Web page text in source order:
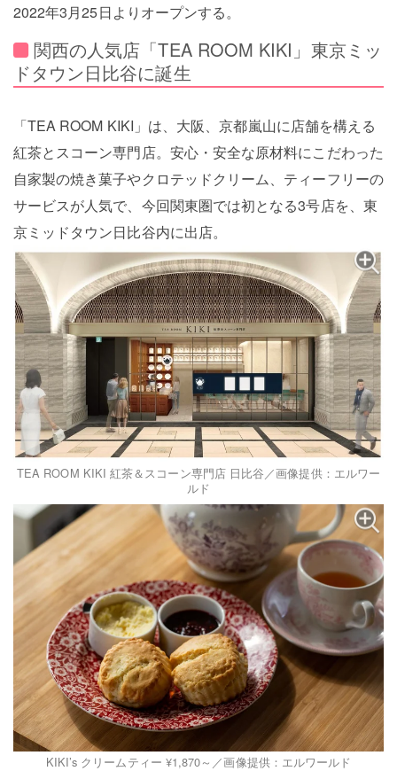
2022年3月25日よりオープンする。
関西の人気店「TEA ROOM KIKI」東京ミッ
ドタウン日比谷に誕生
「TEA ROOM KIKI」は、大阪、京都嵐山に店舗を構える
紅茶とスコーン専門店。安心・安全な原材料にこだわった
自家製の焼き菓子やクロテッドクリーム、ティーフリーの
サービスが人気で、今回関東圏では初となる3号店を、東
京ミッドタウン日比谷内に出店。
TEA ROOM KIKI 紅茶＆スコーン専門店 日比谷／画像提供：エルワー
ルド
KIKI’s クリームティー ¥1,870～／画像提供：エルワールド